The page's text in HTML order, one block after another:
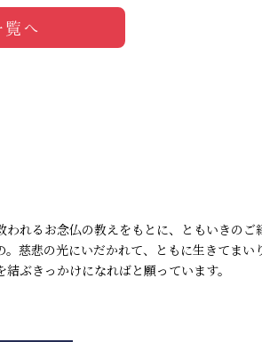
覧へ
われるお念仏の教えをもとに、ともいきのご
。慈悲の光にいだかれて、ともに生きてま
ぶきっかけになればと願っています。